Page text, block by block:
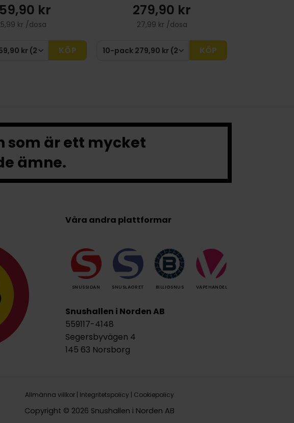
kr
kr /dosa
KÖP
279,90 kr
27,99 kr /dosa
KÖP
som är ett mycket
ämne.
Våra andra plattformar
SNUSSIDAN SNUSLAGRET BILLIGSNUS VAPEHANDEL
Snushallen i Norden AB
559117-4148
Segersbyvägen 4
145 63 Norsborg
Allmänna villkor| Integritetspolicy| Cookiepolicy
Copyright © 2026 Snushallen i Norden AB